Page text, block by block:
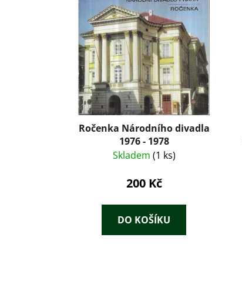
Ročenka Národního divadla
1976 - 1978
Skladem (1 ks)
200 Kč
DO KOŠÍKU